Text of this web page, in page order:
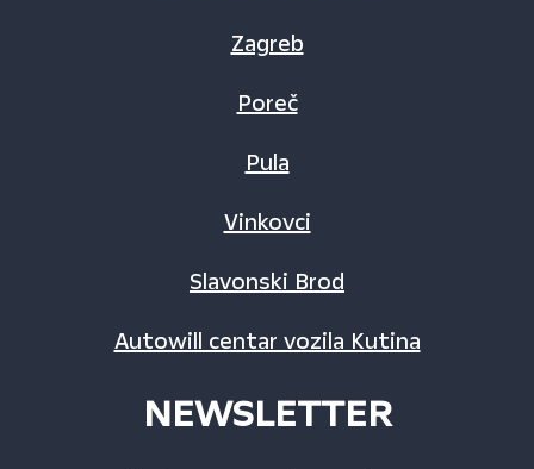
Zagreb
Poreč
Pula
Vinkovci
Slavonski Brod
Autowill centar vozila Kutina
NEWSLETTER